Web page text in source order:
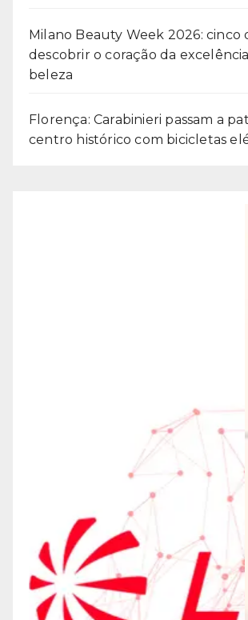
Milano Beauty Week 2026: cinco
descobrir o coração da
beleza
Florença: Carabinieri passam a
centro histórico com bicicletas